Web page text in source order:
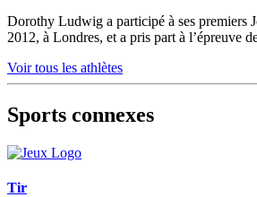
Dorothy Ludwig a participé à ses premiers
2012, à Londres, et a pris part à l’épreuve
Voir tous les athlètes
Sports connexes
Tir